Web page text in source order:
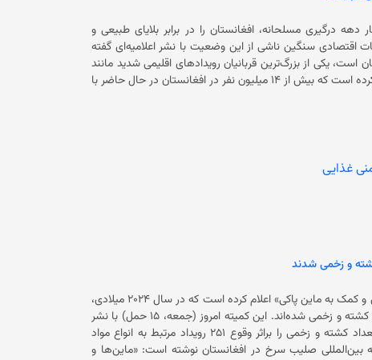
درگیری مسلحانه، افغانستان را در برابر بلایای طبیعی و
این کمیته با اشاره به تبعات اقتصادی سنگین ناشی از این وضعیت با نشر اعلامیه‌ای گفته
درآمد حدود ۸۰ درصد مردم افغانستان است، یکی از بزرگ‌ترین قربانیان رویدادهای اقلیمی شدید مانند
خشکسالی، بارش‌های غیرفصلی و سیلاب‌ها بوده است.» این کمیته تاکید کرده است که بیش از ۱۴ میلیون نفر در افغانستان در حال حاضر با
دارد که می‌تواند وضعیت ناامنی غذایی که قبلا هم شکننده
کمک، خانواده ما از نظر مالی در وضعیت وخیم بود. این کمک
غذایی
کمیته‌ بین‌المللی صلیب سرخ به مناسبت «روز جهانی آگاهی از خطرات ماین‌ و کمک به ماین پاکی» اعلام کرده است که در سال ۲۰۲۴ میلادی،
۵۶۴ نفر در افغانستان براثر انفجار ماین و مواد انفجاری باقی‌مانده از جنگ کشته و زخمی شده‌اند. این کمیته امروز (جمعه، ۱۵ حمل) با نشر
گزارشی گفته است که ۴۳۴ کودک نیز در میان قربانیان بوده است. این تعداد کشته و زخمی را براثر وقوع ۲۵۱ رویداد مرتبط به انواع مواد
دفتر کمیته بین‌المللی صلیب سرخ در افغانستان نوشته است: «ماین‌ها و